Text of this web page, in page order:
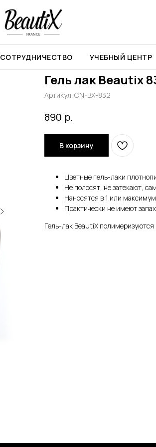
СОТРУДНИЧЕСТВО УЧЕБНЫЙ ЦЕНТР
Гель лак Beautix
Артикул: CN-BX-832
890 р.
В корзину
Цветные гель-лаки
Не полосят, не затекают,
Наносятся в 1 или
Практически не имеют
Гель-лак BeautiX